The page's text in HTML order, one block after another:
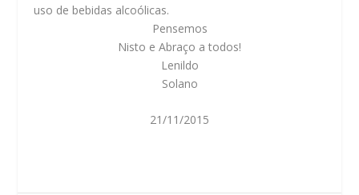
uso de bebidas alcoólicas.
Pensemos
Nisto e Abraço a todos!
Lenildo
Solano
21/11/2015